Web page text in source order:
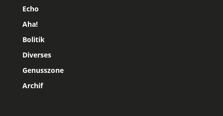
Echo
Aha!
Bolitik
Diverses
Genusszone
Archif